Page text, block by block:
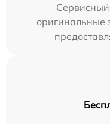
Сервисный
оригинальные